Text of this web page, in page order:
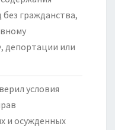
гражданства,
депортации или
условия
и осужденных